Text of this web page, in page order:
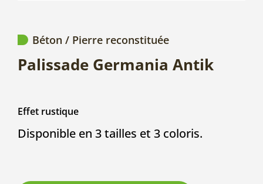
Béton / Pierre reconstituée
Palissade Germania Antik
Effet rustique
Disponible en 3 tailles et 3 coloris.